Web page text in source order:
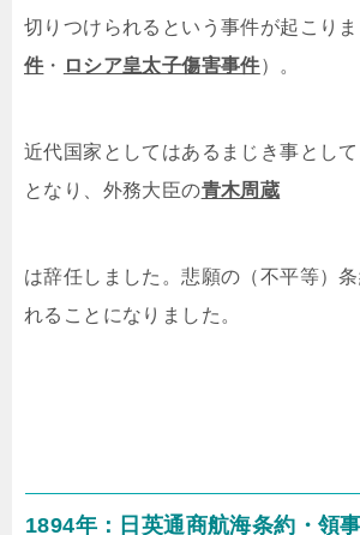
切りつけられるという事件が起こり
件 ・ ロシア皇太子傷害事件）。
近代国家としてはあるまじき事とし
となり、外務大臣の青木周蔵
は辞任しました。悲願の（不平等）
れることになりました。
1894年：日英通商航海条約・領